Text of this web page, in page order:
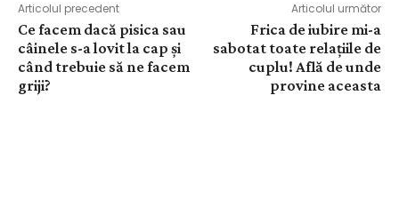
Articolul precedent
Ce facem dacă pisica sau
câinele s-a lovit la cap și
când trebuie să ne facem
griji?
Articolul următor
Frica de iubire mi-a
sabotat toate relațiile de
cuplu! Află de unde
provine aceasta